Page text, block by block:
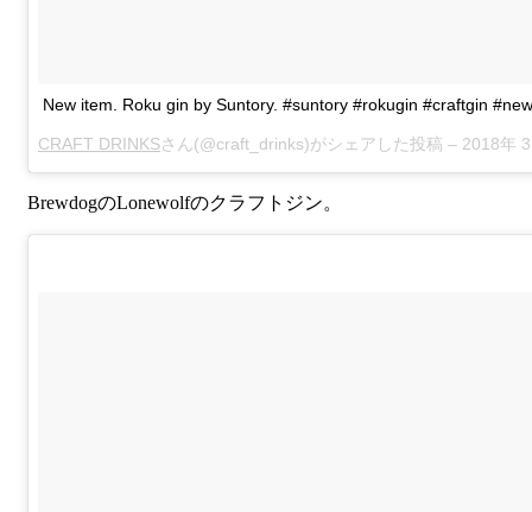
New item. Roku gin by Suntory. #suntory #rokugin #craftgin #new
CRAFT DRINKSさん(@craft_drinks)がシェアした投稿 – 2018年 3月月4日午後5時
BrewdogのLonewolfのクラフトジン。